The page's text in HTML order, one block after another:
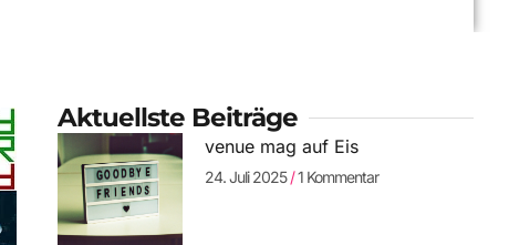
Aktuellste Beiträge
venue mag auf Eis
24. Juli 2025 1 Kommentar